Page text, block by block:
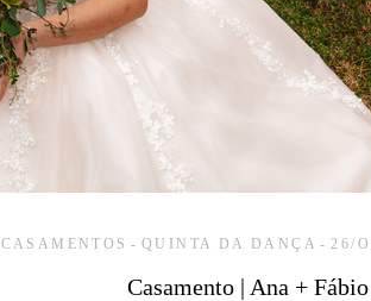
CASAMENTOS QUINTA DA DANÇA 26/
Casamento | Ana + Fábio